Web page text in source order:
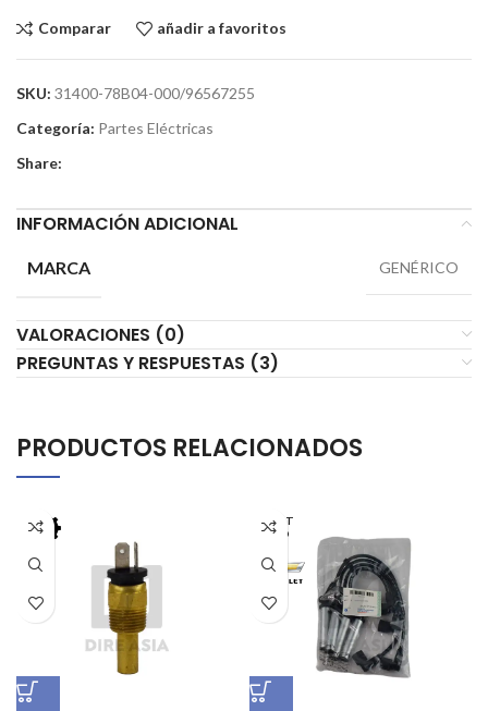
Comparar añadir a favoritos
SKU: 31400-78B04-000/96567255
Categoría: Partes Eléctricas
Share:
INFORMACIÓN ADICIONAL
MARCA GENÉRICO
VALORACIONES (0)
PREGUNTAS Y RESPUESTAS (3)
PRODUCTOS RELACIONADOS
AGOT
ADO